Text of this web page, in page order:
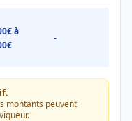
à
-
montants peuvent